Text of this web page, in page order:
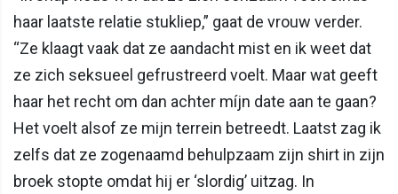
haar laatste relatie stukliep,” gaat de vrouw verder.
“Ze klaagt vaak dat ze aandacht mist en ik weet dat
ze zich seksueel gefrustreerd voelt. Maar wat geeft
haar het recht om dan achter míjn date aan te gaan?
Het voelt alsof ze mijn terrein betreedt. Laatst zag ik
zelfs dat ze zogenaamd behulpzaam zijn shirt in zijn
broek stopte omdat hij er ‘slordig’ uitzag. In